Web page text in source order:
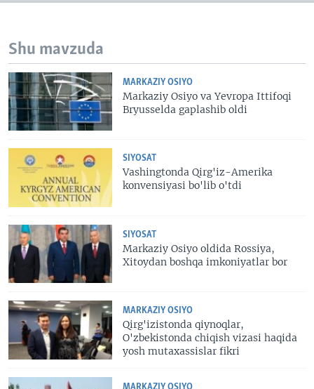
Shu mavzuda
MARKAZIY OSIYO
Markaziy Osiyo va Yevropa Ittifoqi
Bryusselda gaplashib oldi
SIYOSAT
Vashingtonda Qirg'iz-Amerika
konvensiyasi bo'lib o'tdi
SIYOSAT
Markaziy Osiyo oldida Rossiya,
Xitoydan boshqa imkoniyatlar bor
MARKAZIY OSIYO
Qirg'izistonda qiynoqlar,
O'zbekistonda chiqish vizasi haqida
yosh mutaxassislar fikri
MARKAZIY OSIYO